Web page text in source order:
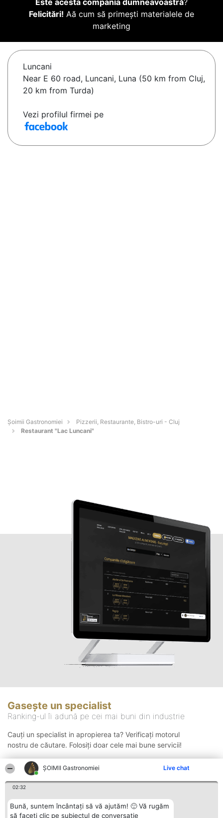
ȘOIMII Gastronomiei Live chat
02:32
Bună, suntem încântați să vă ajutăm! 🙂 Vă rugăm
să faceți clic pe subiectul de conversație
Este acesta compania dumneavoastră?
Felicitări! Aă cum să primești materialele de
marketing
Luncani
Near E 60 road, Luncani, Luna (50 km from Cluj,
20 km from Turda)
Vezi profilul firmei pe
Șoimii Gastronomiei
Pizzerii, Restaurante, Bistro-uri - Cluj
Restaurant "Lac Luncani"
Gasește un specialist
Ranking-ul îi adună pe cei mai buni din industrie
Cauți un specialist in apropierea ta? Verificați motorul
nostru de căutare. Folosiți doar cele mai bune servicii!